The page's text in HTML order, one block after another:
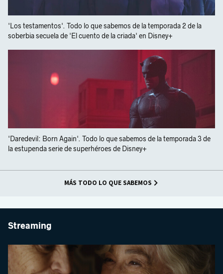
'Los testamentos'. Todo lo que sabemos de la temporada 2 de la
soberbia secuela de 'El cuento de la criada' en Disney+
'Daredevil: Born Again'. Todo lo que sabemos de la temporada 3 de
la estupenda serie de superhéroes de Disney+
MÁS TODO LO QUE SABEMOS
Streaming